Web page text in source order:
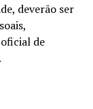
deverão ser
de